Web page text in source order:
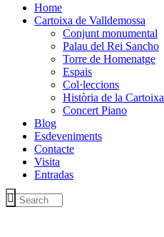
Home
Cartoixa de Valldemossa
Conjunt monumental
Palau del Rei Sancho
Torre de Homenatge
Espais
Col·leccions
Història de la Cartoixa
Concert Piano
Blog
Esdeveniments
Contacte
Visita
Entradas